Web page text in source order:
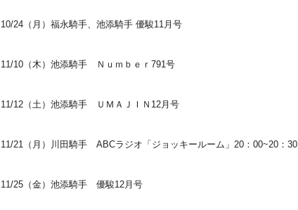
10/24（月）福永騎手、池添騎手 優駿11月号
11/10（木）池添騎手 Ｎｕｍｂｅｒ791号
11/12（土）池添騎手 ＵＭＡＪＩＮ12月号
11/21（月）川田騎手 ABCラジオ「ジョッキールーム」20：00~20：30
11/25（金）池添騎手 優駿12月号